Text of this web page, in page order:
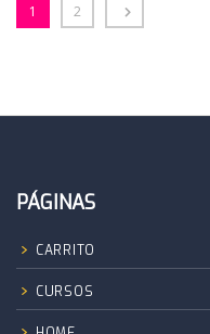
1 2
PÁGINAS
CARRITO
CURSOS